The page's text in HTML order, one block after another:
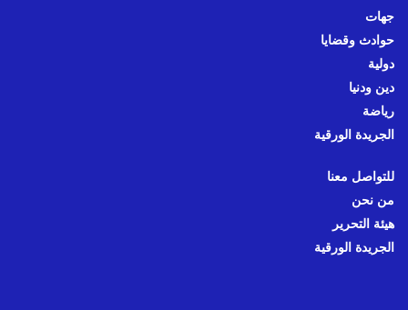
جهات
حوادث وقضايا
دولية
دين ودنيا
رياضة
الجريدة الورقية
للتواصل معنا
من نحن
هيئة التحرير
الجريدة الورقية